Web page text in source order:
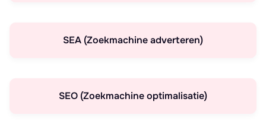
SEA (Zoekmachine adverteren)
SEO (Zoekmachine optimalisatie)